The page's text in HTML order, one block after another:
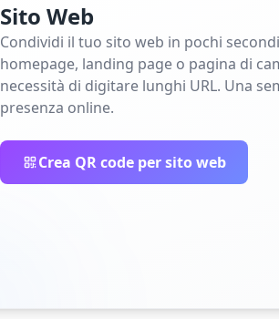
Sito Web
Condividi il tuo sito web in pochi
homepage, landing page o pagina di
necessità di digitare lunghi URL. Una
presenza online.
Crea QR code per sito web